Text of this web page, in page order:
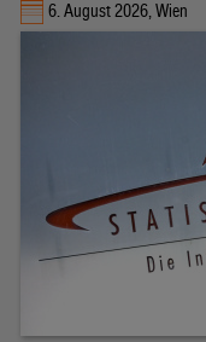
6. August 2026, Wien